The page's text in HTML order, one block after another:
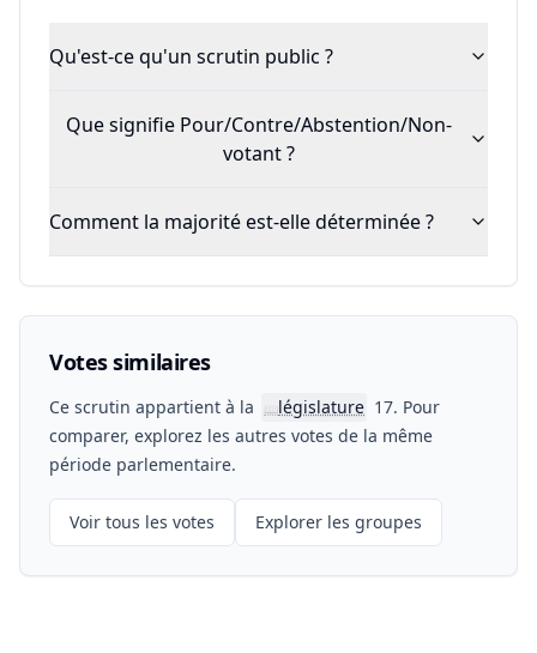
Qu'est-ce qu'un scrutin public ?
Que signifie Pour/Contre/Abstention/Non-
votant ?
Comment la majorité est-elle déterminée ?
Votes similaires
Ce scrutin appartient à la 📖législature 17. Pour
comparer, explorez les autres votes de la même
période parlementaire.
Voir tous les votes Explorer les groupes